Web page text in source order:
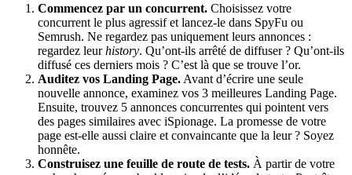
Commencez par un concurrent. Choisissez votre
concurrent le plus agressif et lancez-le dans SpyFu ou
Semrush. Ne regardez pas uniquement leurs annonces :
regardez leurhistory. Qu’ont-ils arrêté de diffuser ? Qu’ont-ils
diffusé ces derniers mois ? C’est là que se trouve l’or.
Auditez vos Landing Page. Avant d’écrire une seule
nouvelle annonce, examinez vos 3 meilleures Landing Page.
Ensuite, trouvez 5 annonces concurrentes qui pointent vers
des pages similaires avec iSpionage. La promesse de votre
page est-elle aussi claire et convaincante que la leur ? Soyez
honnête.
Construisez une feuille de route de tests. À partir de votre